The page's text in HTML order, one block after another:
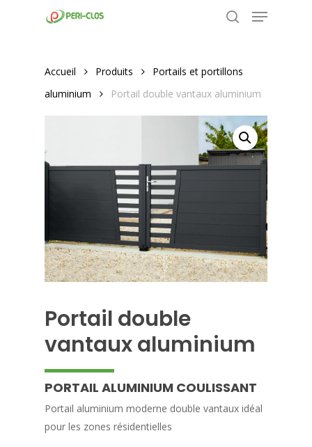
Menu
Accueil Produits
Portails et portillons
aluminium
Portail double vantaux aluminium
Portail double
vantaux aluminium
PORTAIL ALUMINIUM COULISSANT
Portail aluminium moderne double vantaux idéal
pour les zones résidentielles